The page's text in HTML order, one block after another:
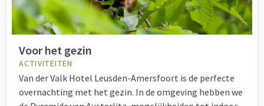
Voor het gezin
ACTIVITEITEN
Van der Valk Hotel Leusden-Amersfoort is de perfecte
overnachting met het gezin. In de omgeving hebben we